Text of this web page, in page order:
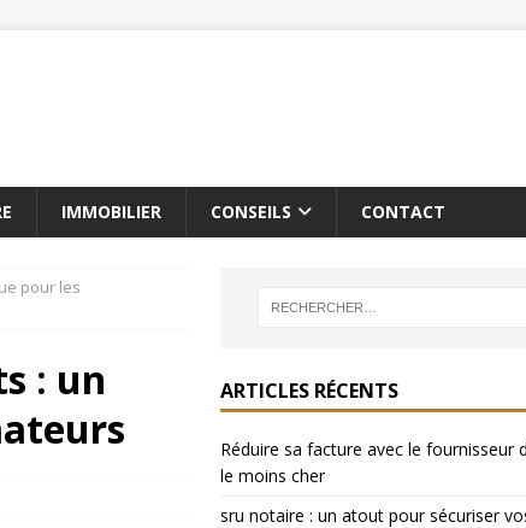
IMMOBILIER CONSEILS CONTACT
pour les
: un
ARTICLES RÉCENTS
Réduire sa facture avec le fournisseur
le moins cher
sru notaire : un atout pour sécuriser